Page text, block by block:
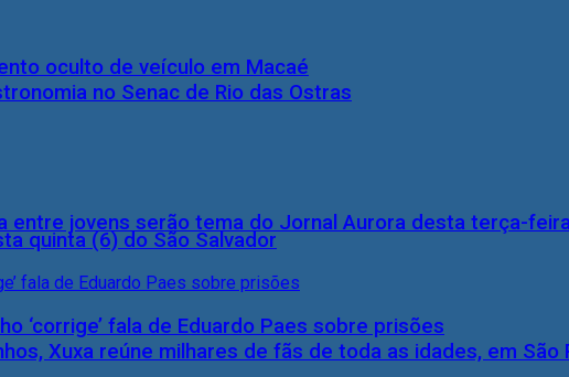
no Senac de Rio das Ostras
entre jovens serão tema do Jornal Aurora desta terça-
Xuxa reúne milhares de fãs de toda as idades, em São
oculto de veículo em Macaé
quinta (6) do São Salvador
‘corrige’ fala de Eduardo Paes sobre prisões